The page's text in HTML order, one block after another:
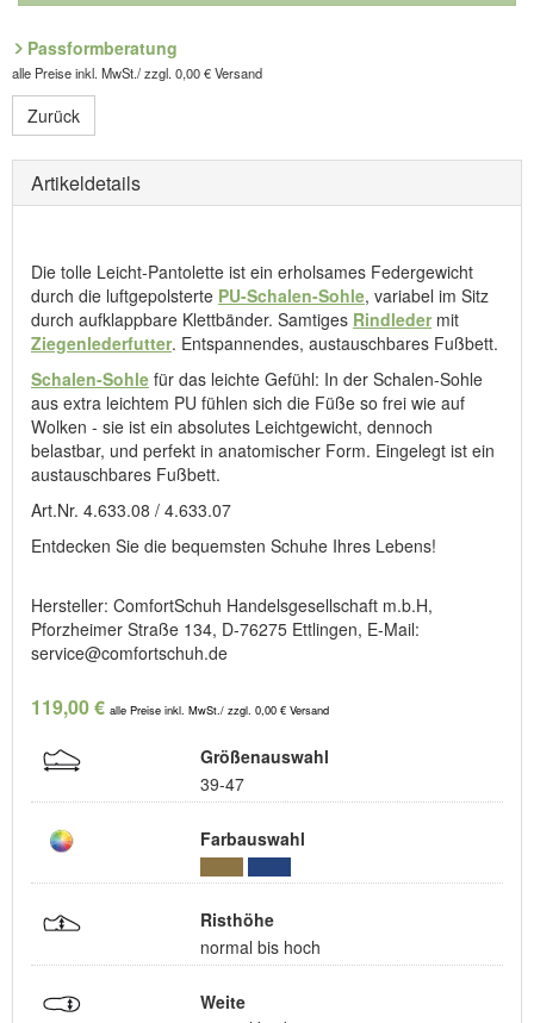
Passformberatung
alle Preise inkl. MwSt./ zzgl. 0,00 € Versand
Zurück
Artikeldetails
Die tolle Leicht-Pantolette ist ein erholsames Federgewicht
durch die luftgepolsterte PU-Schalen-Sohle, variabel im Sitz
durch aufklappbare Klettbänder. Samtiges Rindledermit
Ziegenlederfutter. Entspannendes, austauschbares Fußbett.
Schalen-Sohle für das leichte Gefühl: In der Schalen-Sohle
aus extra leichtem PU fühlen sich die Füße so frei wie auf
Wolken - sie ist ein absolutes Leichtgewicht, dennoch
belastbar, und perfekt in anatomischer Form. Eingelegt ist ein
austauschbares Fußbett.
Art.Nr. 4.633.08 / 4.633.07
Entdecken Sie die bequemsten Schuhe Ihres Lebens!
Hersteller: ComfortSchuh Handelsgesellschaft m.b.H,
Pforzheimer Straße 134, D-76275 Ettlingen, E-Mail:
service@comfortschuh.de
119,00 € alle Preise inkl. MwSt./ zzgl. 0,00 € Versand
Größenauswahl
39-47
Farbauswahl
Risthöhe
normal bis hoch
Weite